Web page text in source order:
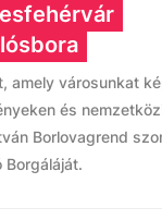
amely városunkat
és
Borlovagrend
Borgáláját.